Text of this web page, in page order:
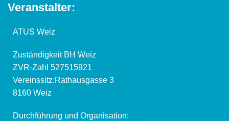
Veranstalter:
ATUS Weiz
Zuständigkeit BH Weiz
ZVR-Zahl 527515921
Vereinssitz:Rathausgasse 3
8160 Weiz
Durchführung und Organisation: